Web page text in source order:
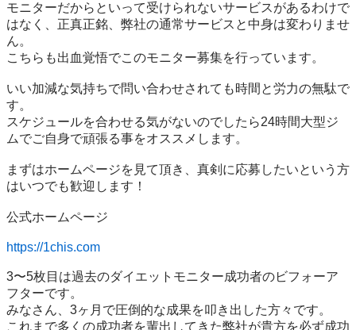
モニターだからといって受けられないサービスがあるわけで
はなく、正真正銘、弊社の通常サービスと中身は変わりませ
ん。
こちらも出血覚悟でこのモニター募集を行っています。
いい加減な気持ちで問い合わせされても時間と労力の無駄で
す。
スケジュールを合わせる気がないのでしたら24時間大型ジ
ムでご自身で頑張る事をオススメします。
まずはホームページを見て頂き、真剣に応募したいという方
はいつでも歓迎します！
公式ホームページ
https://1chis.com
3〜5枚目は過去のダイエットモニター成功者のビフォーア
フターです。
みなさん、3ヶ月で圧倒的な成果を叩き出した方々です。
これまで多くの成功者を輩出してきた弊社が貴方を必ず成功